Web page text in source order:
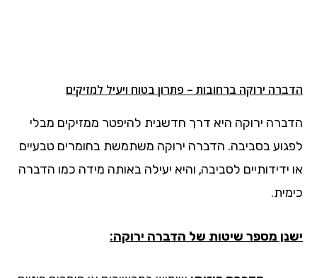
הדברה ירוקה ברחובות – פתרון בטוח ויעיל למזיקים
הדברה ירוקה היא דרך חדשנית להיפטר ממזיקים מבלי
לפגוע בסביבה. הדברה ירוקה משתמשת בחומרים טבעיים
או ידידותיים לסביבה, והיא יעילה באותה מידה כמו הדברה
כימית.
ישנן מספר שיטות של הדברה ירוקה: